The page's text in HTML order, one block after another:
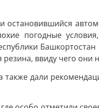
остановившийся
погодные
ввиду чего они
дали